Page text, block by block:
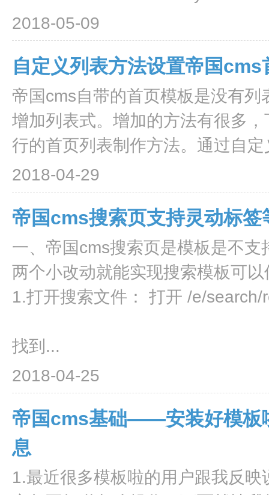
2018-05-09
自定义列表方法设置帝国cms
帝国cms自带的首页模板是没有
增加列表式。增加的方法有很多
行的首页列表制作方法。通过自
2018-04-29
帝国cms搜索页支持灵动标
一、帝国cms搜索页是模板是不
两个小改动就能实现搜索模板可
1.打开搜索文件： 打开 /e/
找到...
2018-04-25
帝国cms基础——安装好模板
息
1.最近很多模板啦的用户跟我反